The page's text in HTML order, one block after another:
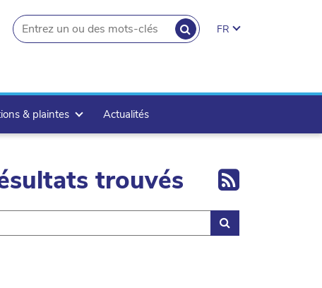
RECHERCHER
search.button
FR
& plaintes Actualités
trouvés Export